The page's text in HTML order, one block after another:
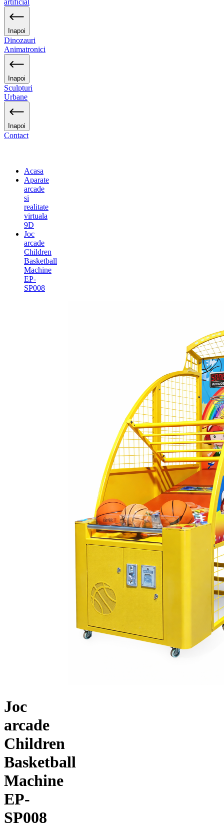
artificial
Inapoi
Dinozauri
Animatronici
Inapoi
Sculpturi
Urbane
Inapoi
Contact
Acasa
Aparate
arcade
si
realitate
virtuala
9D
Joc
arcade
Children
Basketball
Machine
EP-
SP008
Joc
arcade
Children
Basketball
Machine
EP-
SP008